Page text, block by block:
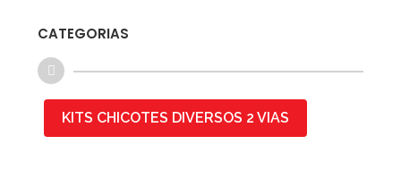
CATEGORIAS
KITS CHICOTES DIVERSOS 2 VIAS